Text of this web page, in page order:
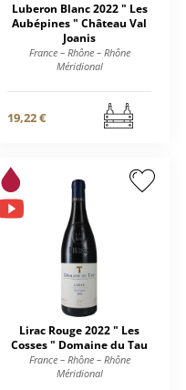
Luberon Blanc 2022 " Les
Aubépines " Château Val
Joanis
France – Rhône – Rhône
Méridional
19,22 €
Lirac Rouge 2022 " Les
Cosses " Domaine du Tau
France – Rhône – Rhône
Méridional